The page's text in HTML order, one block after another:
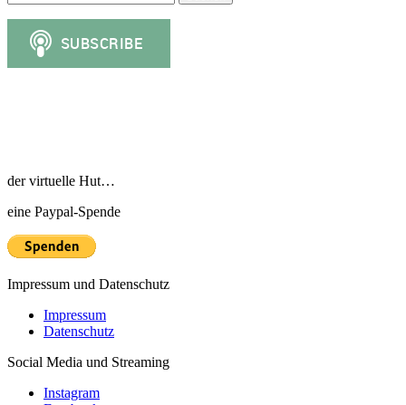
nach:
der virtuelle Hut…
eine Paypal-Spende
Impressum und Datenschutz
Impressum
Datenschutz
Social Media und Streaming
Instagram